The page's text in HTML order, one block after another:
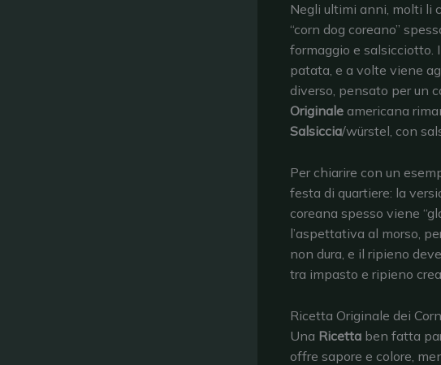
Negli ultimi anni, molti li
“corn dog coreano”
formaggio e salsicciotto.
patata, e a volte viene
diverso, pensato per un
Originale americana
Salsiccia/würstel, con
Per chiarire con un
festa di quartiere: la
coreana spesso viene
l’aspettativa al morso,
non dura, e il ripieno
tra impasto e ripieno
Ricetta Originale dei
Una Ricetta ben fatta
offre sapore e colore,